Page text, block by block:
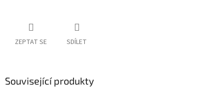
ZEPTAT SE SDÍLET
Související produkty